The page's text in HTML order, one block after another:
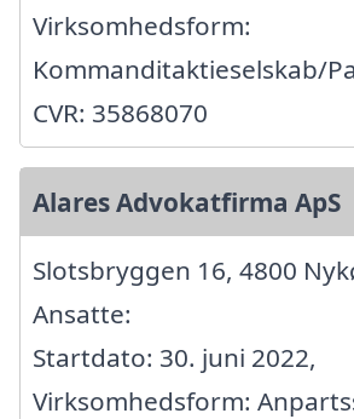
Virksomhedsform:
Kommanditaktieselskab/
CVR: 35868070
Alares Advokatfirma ApS
Slotsbryggen 16, 4800
Ansatte:
Startdato: 30. juni 2022,
Virksomhedsform: